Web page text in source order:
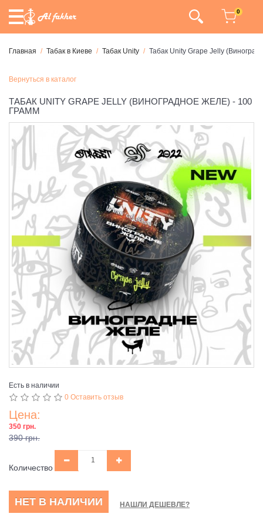
0
Главная Табак в Киеве Табак Unity Табак Unity Grape Jelly
Вернуться в каталог
ТАБАК UNITY GRAPE JELLY (ВИНОГРАДНОЕ ЖЕЛЕ) - 100
ГРАММ
Есть в наличии
0 Оставить отзыв
Цена:
350 грн.
390 грн.
Количество
НЕТ В НАЛИЧИИ НАШЛИ ДЕШЕВЛЕ?